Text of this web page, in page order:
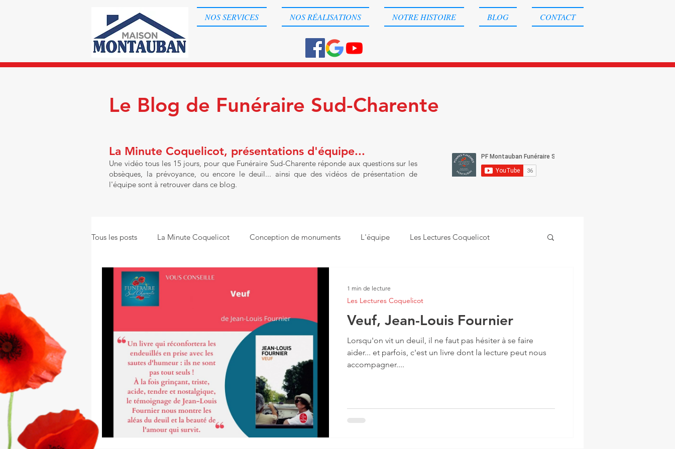
NOS SERVICES NOS RÉALISATIONS NOTRE HISTOIRE BLOG CONTACT
Le Blog de Funéraire Sud-Charente
La Minute Coquelicot, présentations d'équipe...
Une vidéo tous les 15 jours, pour que Funéraire Sud-Charente réponde aux questions sur les
obsèques, la prévoyance, ou encore le deuil... ainsi que des vidéos de présentation de
l'équipe sont à retrouver dans ce blog.
Tous les posts La Minute Coquelicot Conception de monuments L'équipe Les Lectures Coquelicot
La Gazette Coquelicot Nos savoir-faire
Veuf, Jean-Louis Fournier
Lorsqu'on vit un deuil, il ne faut pas hésiter à se faire
aider... et parfois, c'est un livre dont la lecture peut nous
accompagner....
Les Lectures Coquelicot
1 min de lecture